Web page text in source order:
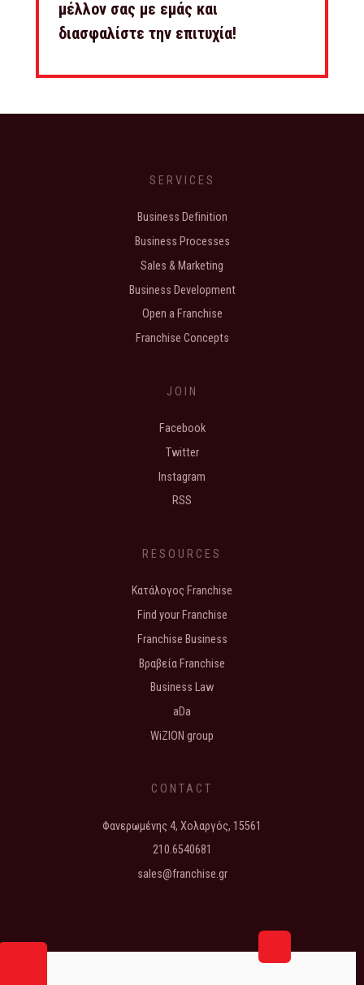
μέλλον σας με εμάς και
διασφαλίστε την επιτυχία!
SERVICES
Business Definition
Business Processes
Sales & Marketing
Business Development
Open a Franchise
Franchise Concepts
JOIN
Facebook
Twitter
Instagram
RSS
RESOURCES
Κατάλογος Franchise
Find your Franchise
Franchise Business
Βραβεία Franchise
Business Law
aDa
WiZION group
CONTACT
Φανερωμένης 4, Χολαργός, 15561
210.6540681
sales@franchise.gr